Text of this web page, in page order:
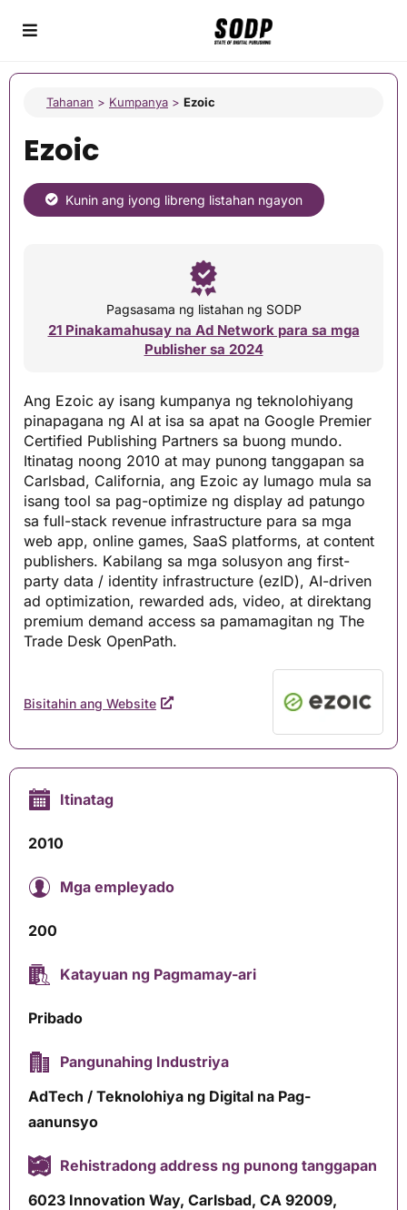
Tahanan > Kumpanya > Ezoic
Ezoic
Kunin ang iyong libreng listahan ngayon
Pagsasama ng listahan ng SODP
21 Pinakamahusay na Ad Network para sa mga
Publisher sa 2024
Ang Ezoic ay isang kumpanya ng teknolohiyang
pinapagana ng AI at isa sa apat na Google Premier
Certified Publishing Partners sa buong mundo.
Itinatag noong 2010 at may punong tanggapan sa
Carlsbad, California, ang Ezoic ay lumago mula sa
isang tool sa pag-optimize ng display ad patungo
sa full-stack revenue infrastructure para sa mga
web app, online games, SaaS platforms, at content
publishers. Kabilang sa mga solusyon ang first-
party data / identity infrastructure (ezID), AI-driven
ad optimization, rewarded ads, video, at direktang
premium demand access sa pamamagitan ng The
Trade Desk OpenPath.
Bisitahin ang Website
Itinatag
2010
Mga empleyado
200
Katayuan ng Pagmamay-ari
Pribado
Pangunahing Industriya
AdTech / Teknolohiya ng Digital na Pag-
aanunsyo
Rehistradong address ng punong tanggapan
6023 Innovation Way, Carlsbad, CA 92009,